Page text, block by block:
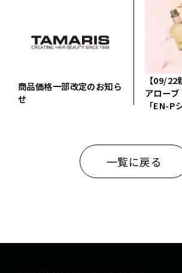
商品価格一部改定のお知ら
せ
【09/
アロー
「EN-P
一覧に戻る